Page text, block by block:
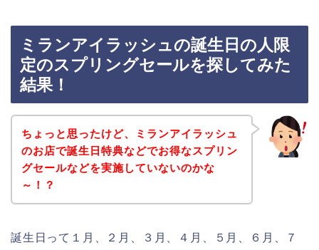
ミランアイラッシュの誕生日の人限
定のスプリングセールを探してみた
結果！
ちょっと思ったけど、ミランアイラッシュ
のお店で誕生日特典などでお得なスプリン
グセールなどを実施していないのかな
～！？
誕生日って１月、２月、３月、４月、５月、６月、７